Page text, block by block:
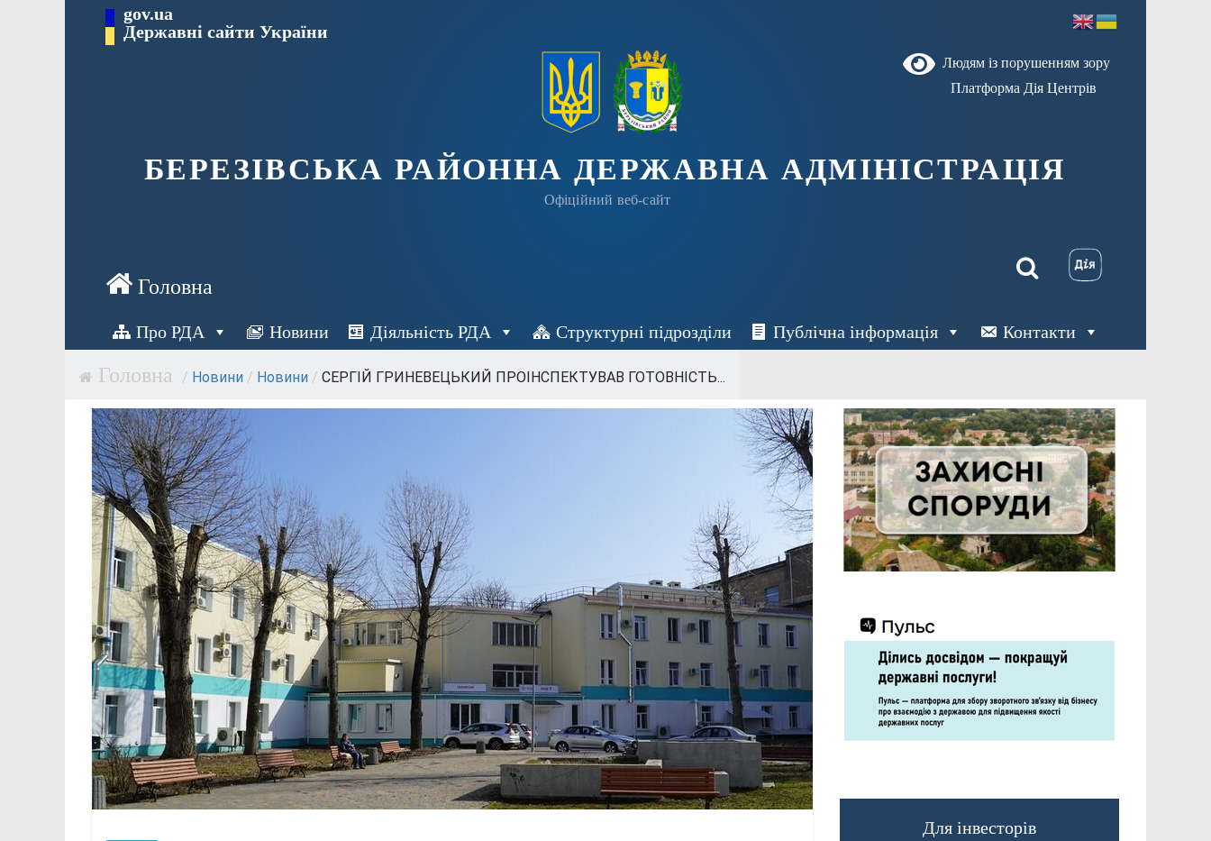
Перейти gov.ua
Державні сайти України
Людям із порушенням зору
Платформа Дія Центрів
БЕРЕЗІВСЬКА РАЙОННА ДЕРЖАВНА АДМІНІСТРАЦІЯ
Офіційний веб-сайт
Про РДА Новини Діяльність РДА Структурні підрозділи Публічна інформація Контакти
/ Новини / Новини / СЕРГІЙ ГРИНЕВЕЦЬКИЙ ПРОІНСПЕКТУВАВ ГОТОВНІСТЬ...
Для інвесторів